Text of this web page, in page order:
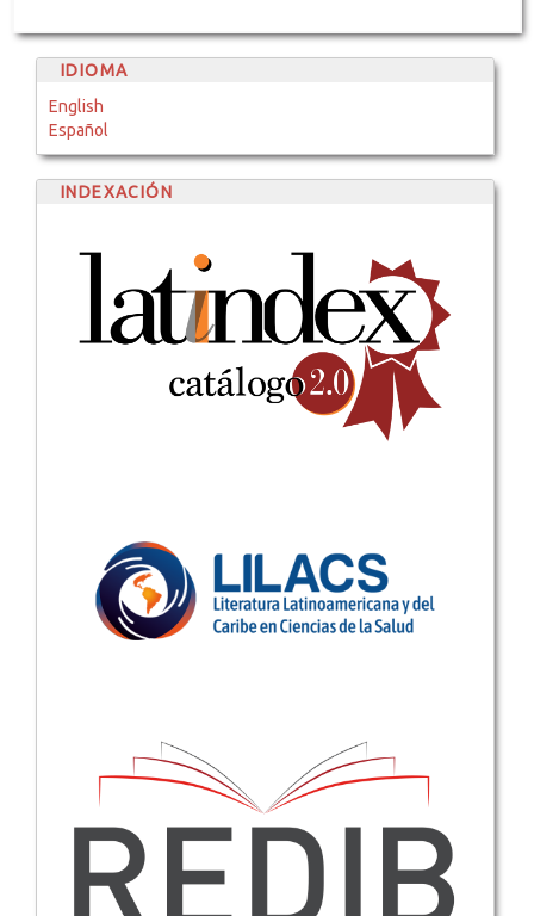
IDIOMA
English
Español
INDEXACIÓN